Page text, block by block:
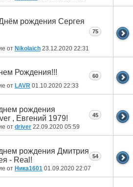
рождения Сергея
от Nikolaich 23.12.2020 22:31
75
Рождения!!!
от LAVR 01.10.2020 22:33
60
рождения
, Евгений 1979!
от driver 22.09.2020 05:59
45
рождения Дмитрия
- Real!
от Ника1601 01.09.2020 22:07
54